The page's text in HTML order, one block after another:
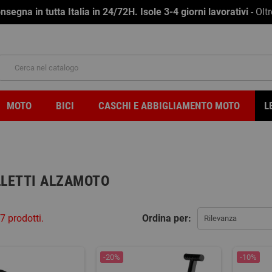
in tutta Italia in 24/72H. Isole 3-4 giorni lavorativi -
MOTO BICI CASCHI E ABBIGLIAMENTO MOTO
ALZAMOTO
Ordina per: Rilevanza
prodotti.
-20% -10%